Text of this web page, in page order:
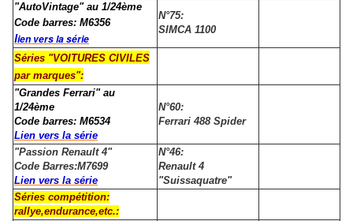
"AutoVintage" au 1/24ème
Code barres: M6356
lien vers la série
N°75:
SIMCA 1100
Séries "VOITURES CIVILES
par marques":
"Grandes Ferrari" au
1/24ème
Code barres: M6534
Lien vers la série
N°60:
Ferrari 488 Spider
"Passion Renault 4"
Code Barres:M7699
Lien vers la série
N°46:
Renault 4
"Suissaquatre"
Séries compétition:
rallye,endurance,etc.: